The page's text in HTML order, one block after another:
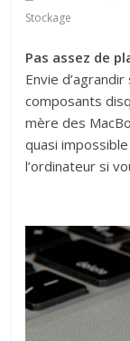
Stockage
Pas assez de
Envie
composants
mère des
quasi
l’ordinateur si